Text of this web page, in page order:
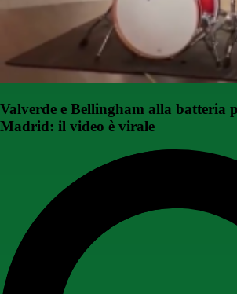
Valverde e Bellingham alla batteria
Madrid: il video è virale